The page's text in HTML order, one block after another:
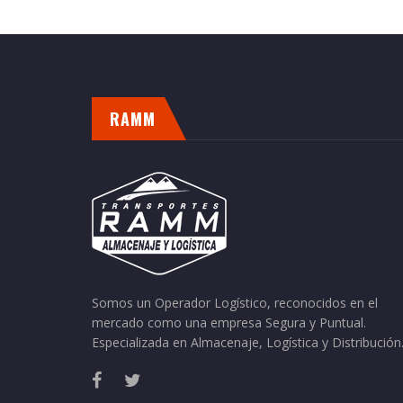
RAMM
Somos un Operador Logístico, reconocidos en el
mercado como una empresa Segura y Puntual.
Especializada en Almacenaje, Logística y Distribución.